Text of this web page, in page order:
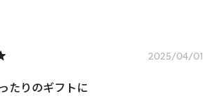
2025/04/01
たりのギフトに